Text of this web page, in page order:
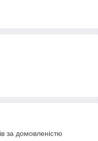
за домовленістю